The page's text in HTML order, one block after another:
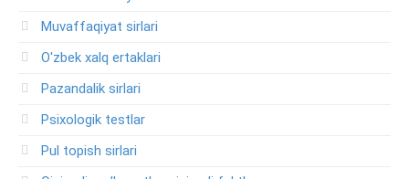
Muvaffaqiyat sirlari
O'zbek xalq ertaklari
Pazandalik sirlari
Psixologik testlar
Pul topish sirlari